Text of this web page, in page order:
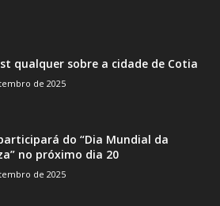
qualquer sobre a cidade de Cotia
de 2025
do “Dia Mundial da
no próximo dia 20
de 2025